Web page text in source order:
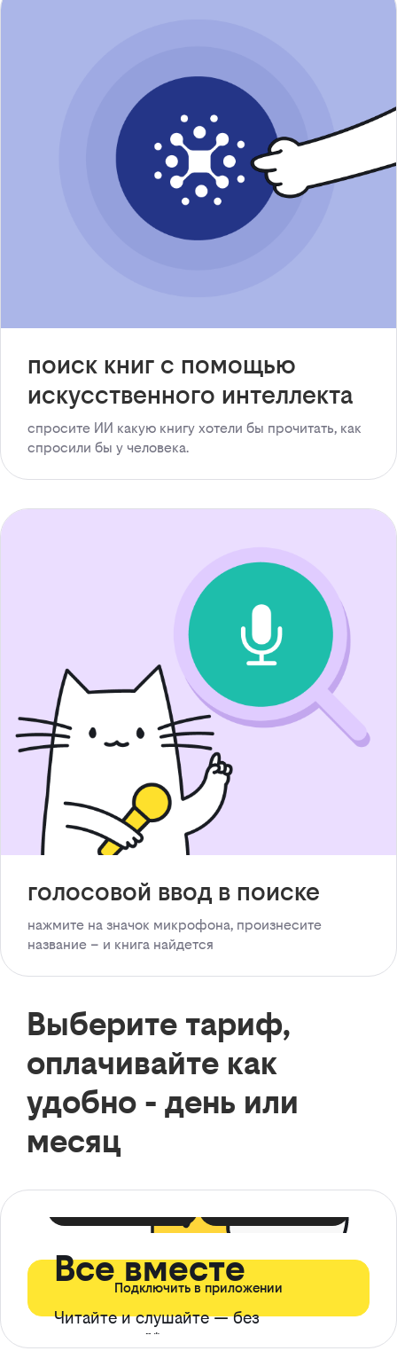
поиск книг с помощью
искусственного интеллекта
спросите ИИ какую книгу хотели бы прочитать, как
спросили бы у человека.
голосовой ввод в поиске
нажмите на значок микрофона, произнесите
название – и книга найдется
Выберите тариф,
оплачивайте как
удобно - день или
месяц
Все вместе
Читайте и слушайте — без
ограничений*
Подключить в приложении